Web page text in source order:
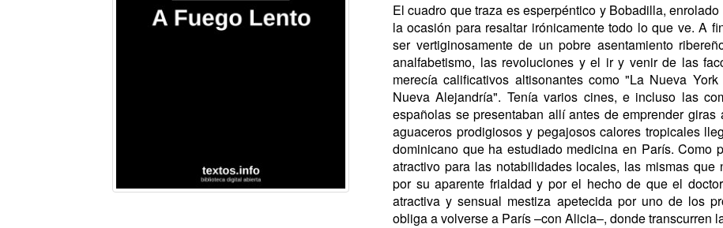
El cuadro que traza es esperpéntico y Bobadilla,
la ocasión para resaltar irónicamente todo lo que ve. A
ser vertiginosamente de un pobre asentamiento
analfabetismo, las revoluciones y el ir y venir de las
merecía calificativos altisonantes como "La Nueva
Nueva Alejandría". Tenía varios cines, e incluso las
españolas se presentaban allí antes de emprender
aguaceros prodigiosos y pegajosos calores tropicales
dominicano que ha estudiado medicina en París. Como
atractivo para las notabilidades locales, las mismas
por su aparente frialdad y por el hecho de que el
atractiva y sensual mestiza apetecida por uno de los
obliga a volverse a París –con Alicia–, donde transcurren